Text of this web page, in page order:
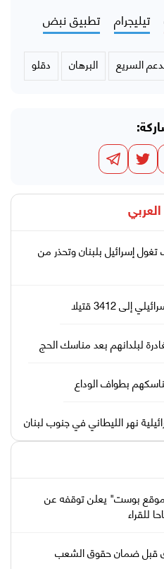
تيليجرام تطبيق نبض
السريع البرهان دقلو
إسرائيل بلبنان وتحذر من
3412 قتيلا
لبلدانهم بعد مناسك الحج
بطواف الوداع
نهر الليطاني في جنوب لبنان
بوست" يعلن توقفه عن
للقراء
قبل ضمان حقوق الشعب